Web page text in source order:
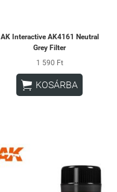
AK Interactive AK4161 Neutral
Grey Filter
1 590 Ft
 KOSÁRBA